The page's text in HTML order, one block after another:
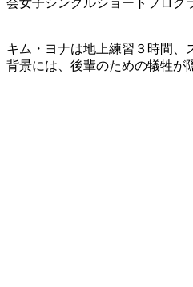
キム・ヨナは地上練習３時間、
背景には、後輩のための犠牲が